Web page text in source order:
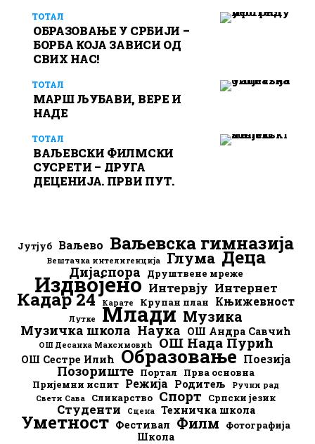
ТОТАЛ
ОБРАЗОВАЊЕ У СРБИЈИ –
БОРБА КОЈА ЗАВИСИ ОД
СВИХ НАС!
ТОТАЛ
МАРШ ЉУБАВИ, ВЕРЕ И
НАДЕ
ТОТАЛ
ВАЉЕВСКИ ФИЛМСКИ
СУСРЕТИ – ДРУГА
ДЕЦЕНИЈА. ПРВИ ПУТ.
Јутјуб Ваљево Ваљевска гимназија
Вештачка интелигенција Глума Деца
Дијаспора Друштвене мреже
Издвојено Интервју Интернет
Кадар 24 Карате Крупан план Књижевност
Лутке Млади Музика
Музичка школа Наука ОШ Андра Савчић
ОШ Десанка Максимовић ОШ Нада Пурић
ОШ Сестре Илић Образовање Поезија
Позориште Портал
Прва основна
Пријемни испит Режија Родитељ
Ручни рад
Свети Сава
Сликарство Спорт Српски језик
Студенти Сцена Техничка школа
Уметност Фестивал Филм Фотографија
Школа